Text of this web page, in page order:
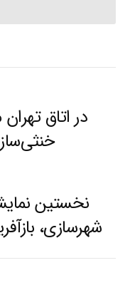
نخستین
شهرسازی،
در اتاق